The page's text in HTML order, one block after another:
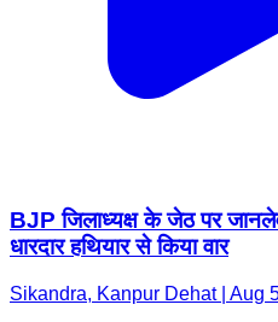
BJP जिलाध्यक्ष के जेठ पर
धारदार हथियार से किया वार
Sikandra, Kanpur Dehat | Aug